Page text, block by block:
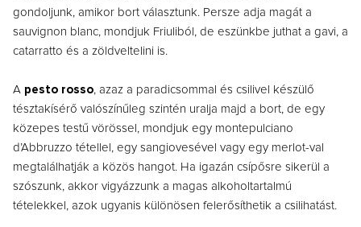
gondoljunk, amikor bort választunk. Persze adja magát a
sauvignon blanc, mondjuk Friuliból, de eszünkbe juthat a gavi, a
catarratto és a zöldveltelini is.
A pesto rosso, azaz a paradicsommal és csilivel készülő
tésztakísérő valószínűleg szintén uralja majd a bort, de egy
közepes testű vörössel, mondjuk egy montepulciano
d’Abbruzzo tétellel, egy sangiovesével vagy egy merlot-val
megtalálhatják a közös hangot. Ha igazán csípősre sikerül a
szószunk, akkor vigyázzunk a magas alkoholtartalmú
tételekkel, azok ugyanis különösen felerősíthetik a csilihatást.